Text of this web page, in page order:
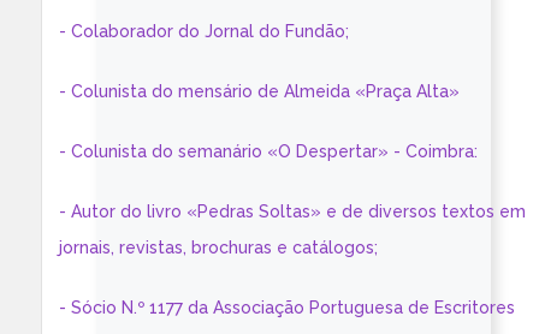
- Colaborador do Jornal do Fundão;
- Colunista do mensário de Almeida «Praça Alta»
- Colunista do semanário «O Despertar» - Coimbra:
- Autor do livro «Pedras Soltas» e de diversos textos em
jornais, revistas, brochuras e catálogos;
- Sócio N.º 1177 da Associação Portuguesa de Escritores